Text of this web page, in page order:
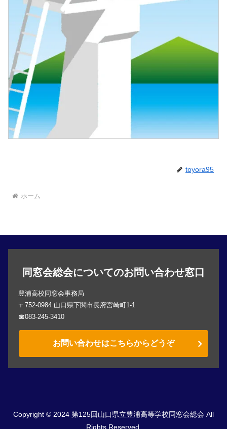
toyora95
ホーム
同窓会総会についてのお問い合わせ窓口
豊浦高校同窓会事務局
〒752-0984 山口県下関市長府宮崎町1-1
☎083-245-3410
お問い合わせはこちらからどうぞ
Copyright © 2024 第125回山口県立豊浦高等学校同窓会総会 All
Rights Reserved.